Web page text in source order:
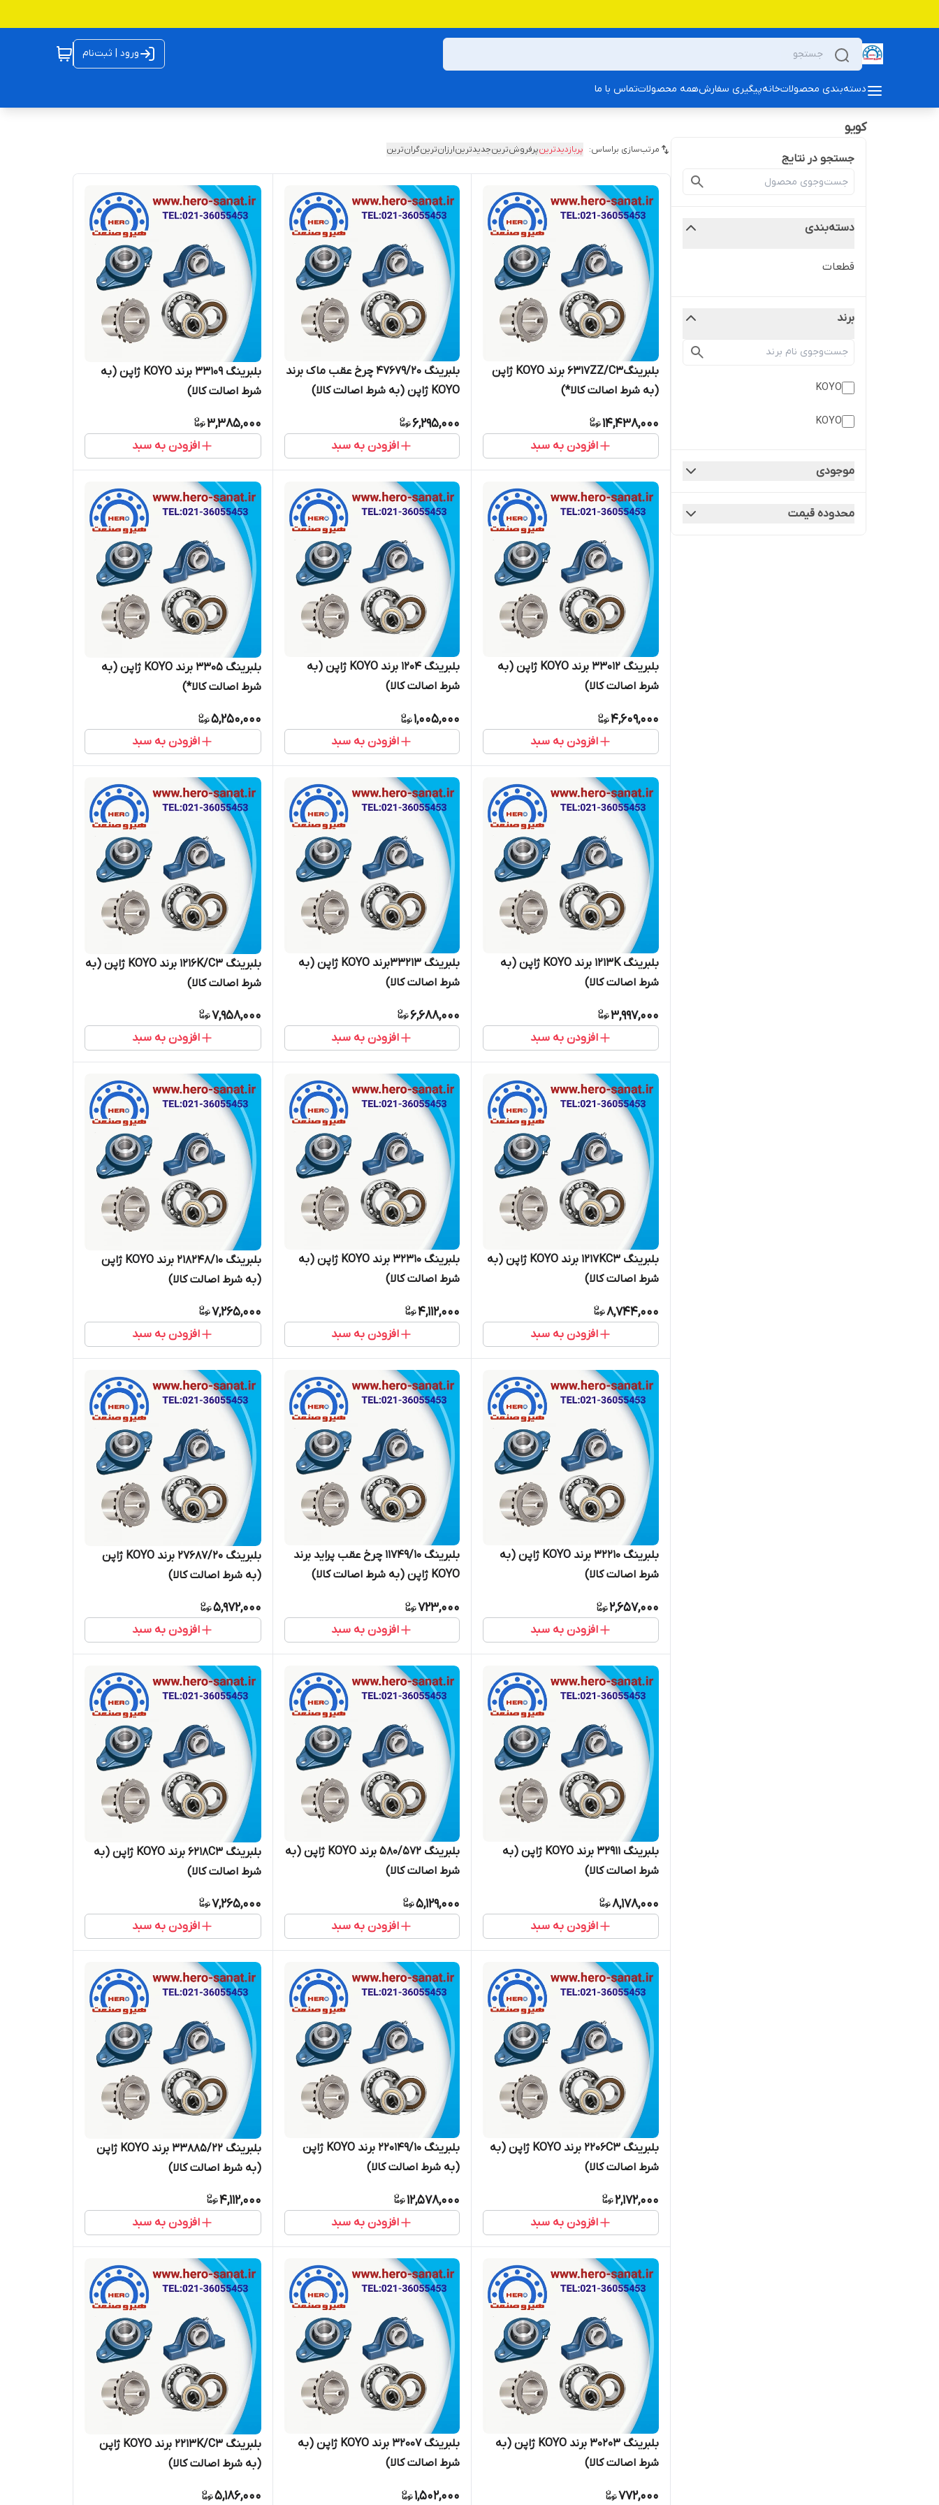
ورود | ثبت‌نام
دسته‌بندی محصولاتخانهپیگیری سفارشهمه محصولاتتماس با ما
کویو
جستجو در نتایج
دسته‌بندی
قطعات
برند
KOYO
KOYO
موجودی
محدوده قیمت
مرتب‌سازی براساس: پربازدیدترینپرفروش‌ترینجدیدترینارزان‌ترینگران‌ترین
بلبرینگ6317ZZ/C3 برند KOYO ژاپن
(به شرط اصالت کالا*)
14,438,000
افزودن به سبد
بلبرینگ 47679/20 چرخ عقب ماک برند
KOYO ژاپن (به شرط اصالت کالا)
6,295,000
افزودن به سبد
بلبرینگ 33109 برند KOYO ژاپن (به
شرط اصالت کالا)
3,385,000
افزودن به سبد
بلبرینگ 33012 برند KOYO ژاپن (به
شرط اصالت کالا)
4,609,000
افزودن به سبد
بلبرینگ 1204 برند KOYO ژاپن (به
شرط اصالت کالا)
1,005,000
افزودن به سبد
بلبرینگ 3305 برند KOYO ژاپن (به
شرط اصالت کالا*)
5,250,000
افزودن به سبد
بلبرینگ 1213K برند KOYO ژاپن (به
شرط اصالت کالا)
3,997,000
افزودن به سبد
بلبرینگ 33213برند KOYO ژاپن (به
شرط اصالت کالا)
6,688,000
افزودن به سبد
بلبرینگ 1216K/C3 برند KOYO ژاپن (به
شرط اصالت کالا)
7,958,000
افزودن به سبد
بلبرینگ 1217KC3 برند KOYO ژاپن (به
شرط اصالت کالا)
8,744,000
افزودن به سبد
بلبرینگ 32310 برند KOYO ژاپن (به
شرط اصالت کالا)
4,112,000
افزودن به سبد
بلبرینگ 218248/10 برند KOYO ژاپن
(به شرط اصالت کالا)
7,265,000
افزودن به سبد
بلبرینگ 32210 برند KOYO ژاپن (به
شرط اصالت کالا)
2,657,000
افزودن به سبد
بلبرینگ 11749/10 چرخ عقب پراید برند
KOYO ژاپن (به شرط اصالت کالا)
723,000
افزودن به سبد
بلبرینگ 27687/20 برند KOYO ژاپن
(به شرط اصالت کالا)
5,972,000
افزودن به سبد
بلبرینگ 32911 برند KOYO ژاپن (به
شرط اصالت کالا)
8,178,000
افزودن به سبد
بلبرینگ 580/572 برند KOYO ژاپن (به
شرط اصالت کالا)
5,129,000
افزودن به سبد
بلبرینگ 6218C3 برند KOYO ژاپن (به
شرط اصالت کالا)
7,265,000
افزودن به سبد
بلبرینگ 2206C3 برند KOYO ژاپن (به
شرط اصالت کالا)
2,172,000
افزودن به سبد
بلبرینگ 220149/10 برند KOYO ژاپن
(به شرط اصالت کالا)
12,578,000
افزودن به سبد
بلبرینگ 33885/22 برند KOYO ژاپن
(به شرط اصالت کالا)
4,112,000
افزودن به سبد
بلبرینگ 30203 برند KOYO ژاپن (به
شرط اصالت کالا)
772,000
بلبرینگ 32007 برند KOYO ژاپن (به
شرط اصالت کالا)
1,502,000
بلبرینگ 2213K/C3 برند KOYO ژاپن
(به شرط اصالت کالا)
5,186,000